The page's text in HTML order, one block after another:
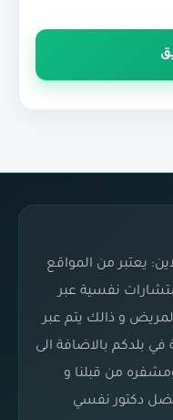
يعتبر من المواقع
نفسية عبر
و ذالك يتم عبر
بلدكم بالاضافة الى
من قبلنا و
دكتور نفسي